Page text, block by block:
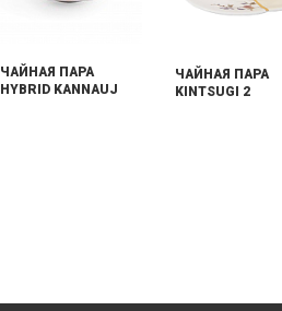
ЧАЙНАЯ ПАРА
HYBRID KANNAUJ
ЧАЙНАЯ ПАРА
KINTSUGI 2